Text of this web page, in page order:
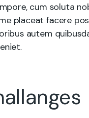
cum soluta
placeat facere
autem